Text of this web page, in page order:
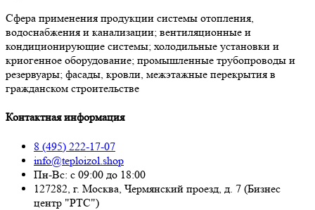
Сфера применения продукции системы отопления,
водоснабжения и канализации; вентиляционные и
кондиционирующие системы; холодильные установки и
криогенное оборудование; промышленные трубопроводы и
резервуары; фасады, кровли, межэтажные перекрытия в
гражданском строительстве
Контактная информация
8 (495) 222-17-07
info@teploizol.shop
Пн-Вс: с 09:00 до 18:00
127282, г. Москва, Чермянский проезд, д. 7 (Бизнес
центр "РТС")